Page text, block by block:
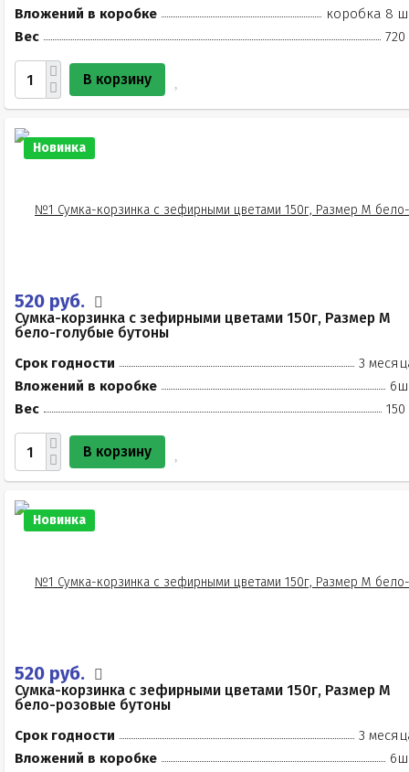
Вложений в коробке
коробка 8
Вес
720
В корзину
Новинка
520 руб.
Сумка-корзинка с зефирными цветами 150г, Размер М
бело-голубые бутоны
Срок годности
3
Вложений в коробке
Вес
150
В корзину
Новинка
520 руб.
Сумка-корзинка с зефирными цветами 150г, Размер М
бело-розовые бутоны
Срок годности
3
Вложений в коробке